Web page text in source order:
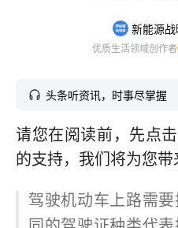
新能源
优质生活领域创作者
头条听资讯，时事尽掌握
请您在阅读前，先点
的支持，我们将为您带
驾驶机动车上路需